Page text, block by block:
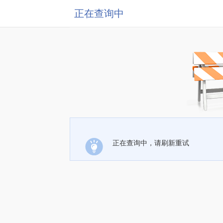
正在查询中
正在查询中，请刷新重试